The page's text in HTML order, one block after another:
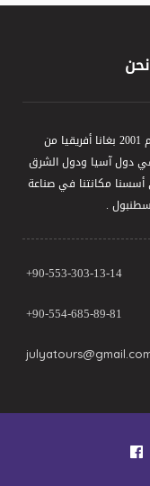
جوليا جروب الأم تأسست عام 2001 بغانا أفريقيا من
في دول آسيا ودول الشرق
أسسنا مكانتنا في صناعة
.
+90-553-303-13-14
+90-554-685-89-81